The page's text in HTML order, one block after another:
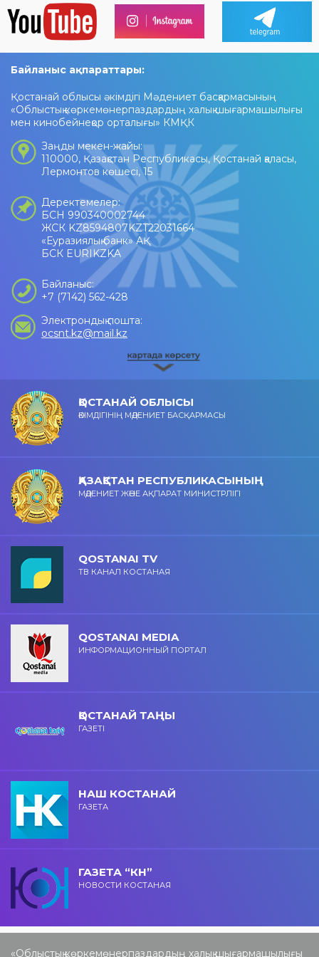
Байланыс ақпараттары:
Қостанай облысы әкімдігі Мәдениет басқармасының
«Облыстық көркемөнерпаздардың халық шығармашылығы
мен кинобейнеқор орталығы» КМҚК
Заңды мекен-жайы:
110000, Қазақстан Республикасы, Қостанай қаласы,
Лермонтов көшесі, 15
Деректемелер:
БСН 990340002744
ЖСК KZ8594807KZT22031664
«Еуразиялық банк» АҚ
БСК EURIKZKA
Байланыс:
+7 (7142) 562-428
Электрондық пошта:
ocsnt.kz@mail.kz
ҚОСТАНАЙ ОБЛЫСЫ
ӘКІМДІГІНІҢ МӘДЕНИЕТ БАСҚАРМАСЫ
ҚАЗАҚСТАН РЕСПУБЛИКАСЫНЫҢ
МӘДЕНИЕТ ЖӘНЕ АҚПАРАТ МИНИСТРЛІГІ
QOSTANAI TV
ТВ КАНАЛ КОСТАНАЯ
QOSTANAI MEDIA
ИНФОРМАЦИОННЫЙ ПОРТАЛ
ҚОСТАНАЙ ТАҢЫ
ГАЗЕТІ
НАШ КОСТАНАЙ
ГАЗЕТА
ГАЗЕТА “КН”
НОВОСТИ КОСТАНАЯ
«Облыстық көркемөнерпаздардың халық шығармашылығы